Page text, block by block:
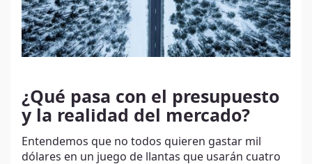
¿Qué pasa con el presupuesto
y la realidad del mercado?
Entendemos que no todos quieren gastar mil
dólares en un juego de llantas que usarán cuatro